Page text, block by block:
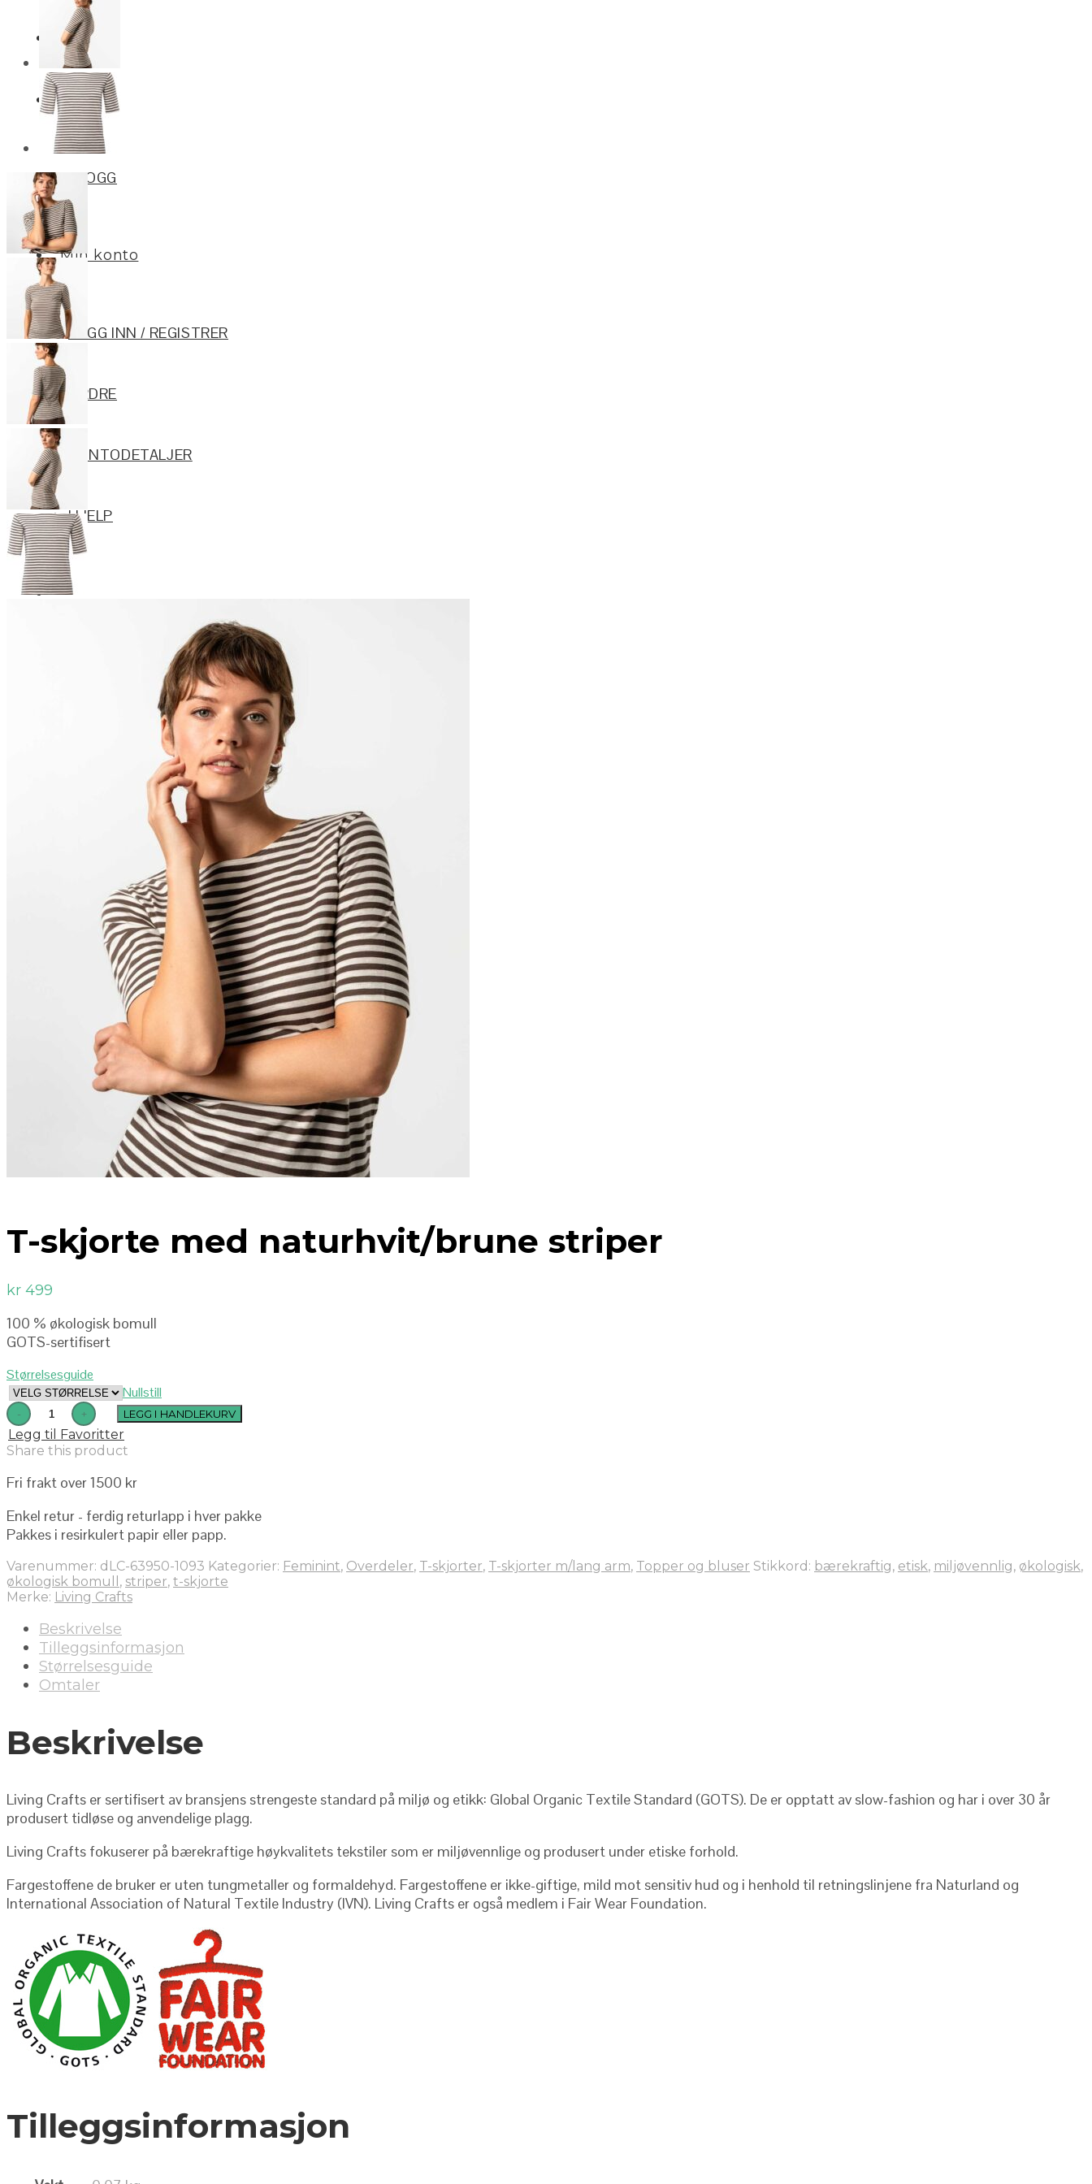
Merker
Om oss
BLOGG
Min konto
LOGG INN / REGISTRER
ORDRE
KONTODETALJER
HJELP
T-skjorte med naturhvit/brune striper
kr 499
100 % økologisk bomull
GOTS-sertifisert
Størrelsesguide
Nullstill
LEGG I HANDLEKURV
Legg til Favoritter
Share this product
Fri frakt over 1500 kr
Enkel retur - ferdig returlapp i hver pakke
Pakkes i resirkulert papir eller papp.
Varenummer: dLC-63950-1093 Kategorier: Feminint, Overdeler, T-skjorter, T-skjorter m/lang arm, Topper og bluser Stikkord: bærekraftig, etisk, miljøvennlig, økologisk,
økologisk bomull , striper, t-skjorte
Merke: Living Crafts
Beskrivelse
Tilleggsinformasjon
Størrelsesguide
Omtaler
Beskrivelse
Living Crafts er sertifisert av bransjens strengeste standard på miljø og etikk: Global Organic Textile Standard (GOTS). De er opptatt av slow-fashion og har i over 30 år
produsert tidløse og anvendelige plagg.
Living Crafts fokuserer på bærekraftige høykvalitets tekstiler som er miljøvennlige og produsert under etiske forhold.
Fargestoffene de bruker er uten tungmetaller og formaldehyd. Fargestoffene er ikke-giftige, mild mot sensitiv hud og i henhold til retningslinjene fra Naturland og
International Association of Natural Textile Industry (IVN). Living Crafts er også medlem i Fair Wear Foundation.
Tilleggsinformasjon